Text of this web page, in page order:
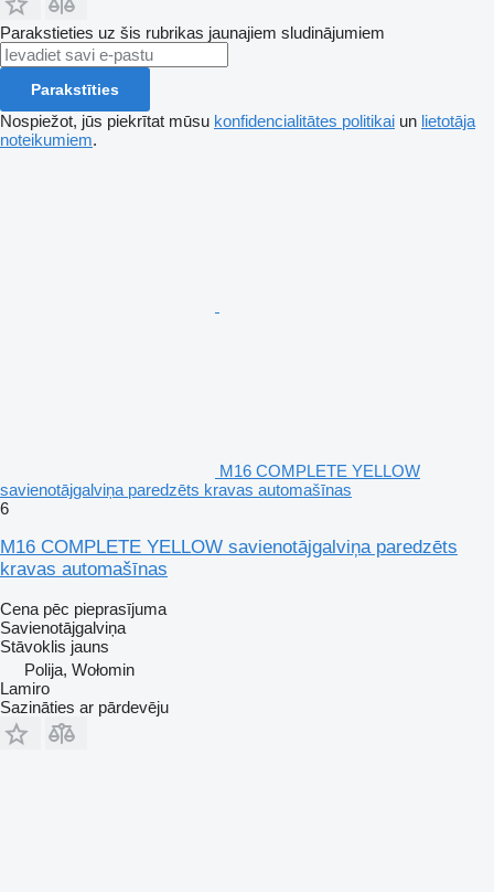
Parakstieties uz šis rubrikas jaunajiem sludinājumiem
Parakstīties
Nospiežot, jūs piekrītat mūsu konfidencialitātes politikai un lietotāja
noteikumiem.
M16 COMPLETE YELLOW
savienotājgalviņa paredzēts kravas automašīnas
6
M16 COMPLETE YELLOW savienotājgalviņa paredzēts
kravas automašīnas
Cena pēc pieprasījuma
Savienotājgalviņa
Stāvoklis jauns
Polija, Wołomin
Lamiro
Sazināties ar pārdevēju